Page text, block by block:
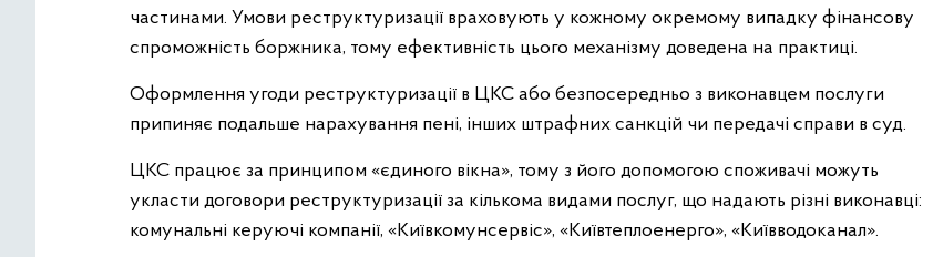
частинами. Умови реструктуризації враховують у кожному окремому випадку фінансову
спроможність боржника, тому ефективність цього механізму доведена на практиці.
Оформлення угоди реструктуризації в ЦКС або безпосередньо з виконавцем послуги
припиняє подальше нарахування пені, інших штрафних санкцій чи передачі справи в суд.
ЦКС працює за принципом «єдиного вікна», тому з його допомогою споживачі можуть
укласти договори реструктуризації за кількома видами послуг, що надають різні виконавці:
комунальні керуючі компанії, «Київкомунсервіс», «Київтеплоенерго», «Київводоканал».